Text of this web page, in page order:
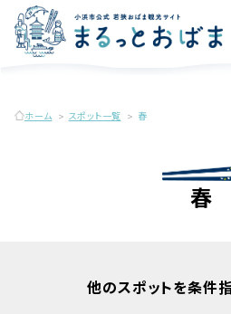
ホーム スポット一覧 春
春
他のスポットを条件